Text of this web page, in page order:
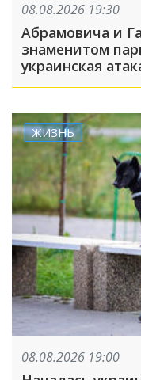
08.08.2026 19:30
Абрамовича и
знаменитом
украинская
неделю
ЖИЗНЬ
08.08.2026 19:00